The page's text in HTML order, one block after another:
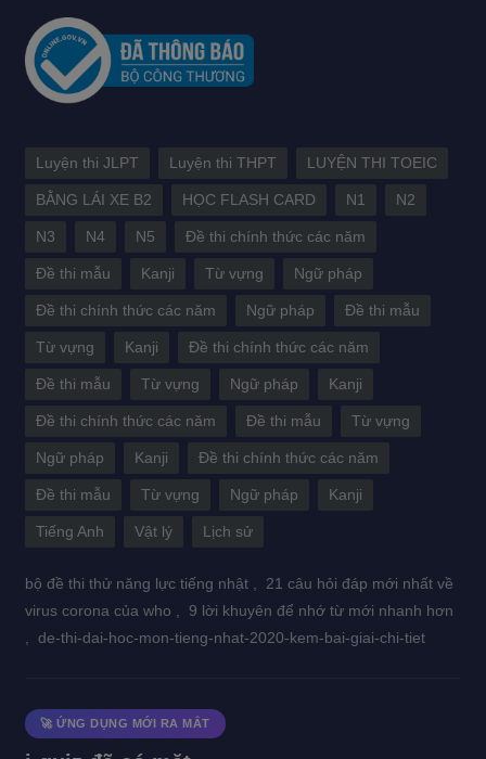
Luyện thi JLPT Luyện thi THPT LUYỆN THI TOEIC
BẰNG LÁI XE B2 HỌC FLASH CARD N1 N2
N3 N4 N5 Đề thi chính thức các năm
Đề thi mẫu Kanji Từ vựng Ngữ pháp
Đề thi chính thức các năm Ngữ pháp Đề thi mẫu
Từ vựng Kanji Đề thi chính thức các năm
Đề thi mẫu Từ vựng Ngữ pháp Kanji
Đề thi chính thức các năm Đề thi mẫu Từ vựng
Ngữ pháp Kanji Đề thi chính thức các năm
Đề thi mẫu Từ vựng Ngữ pháp Kanji
Tiếng Anh Vật lý Lịch sử
bộ đề thi thử năng lực tiếng nhật ,
21 câu hỏi đáp mới nhất về
virus corona của who ,
9 lời khuyên để nhớ từ mới nhanh hơn
de-thi-dai-hoc-mon-tieng-nhat-2020-kem-bai-giai-chi-tiet
🚀 ỨNG DỤNG MỚI RA MẮT